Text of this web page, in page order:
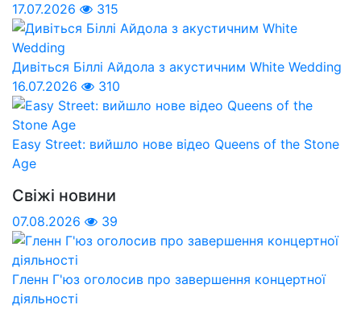
17.07.2026
315
Дивіться Біллі Айдола з акустичним White Wedding
16.07.2026
310
Easy Street: вийшло нове відео Queens of the Stone
Age
Свіжі новини
07.08.2026 39
Гленн Г'юз оголосив про завершення концертної
діяльності